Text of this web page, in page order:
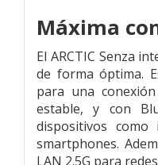
Máxima
El ARCTIC Senza
de forma óptima.
para una
estable, y con
dispositivos como
smartphones.
LAN 2.5G para